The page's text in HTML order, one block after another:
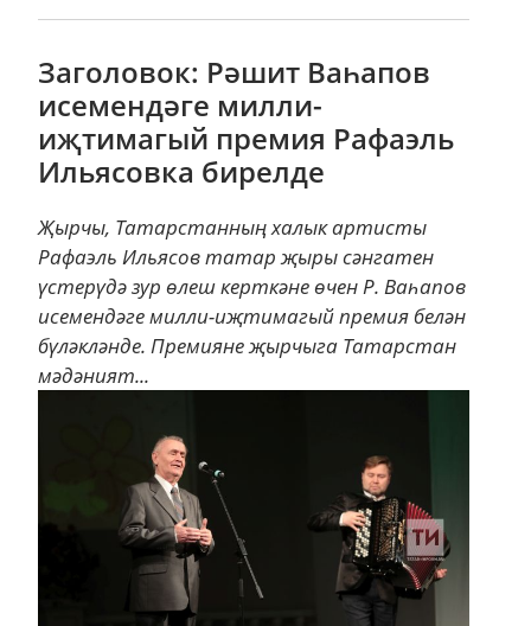
Заголовок: Рәшит Ваһапов
исемендәге милли-
иҗтимагый премия Рафаэль
Ильясовка бирелде
Җырчы, Татарстанның халык артисты
Рафаэль Ильясов татар җыры сәнгатен
үстерүдә зур өлеш керткәне өчен Р. Ваһапов
исемендәге милли-иҗтимагый премия белән
бүләкләнде. Премияне җырчыга Татарстан
мәдәният...